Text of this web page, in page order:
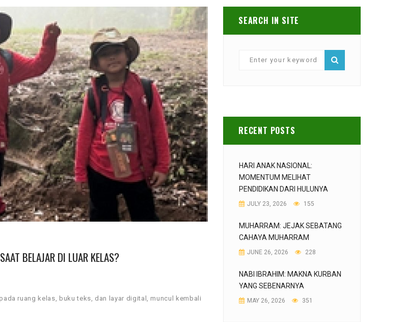
BELAJAR DI LUAR KELAS?
ruang kelas, buku teks, dan layar digital, muncul kembali
SEARCH IN SITE
RECENT POSTS
HARI ANAK NASIONAL:
MOMENTUM MELIHAT
PENDIDIKAN DARI HULUNYA
JULY 23, 2026 155
MUHARRAM: JEJAK SEBATANG
CAHAYA MUHARRAM
JUNE 26, 2026 228
NABI IBRAHIM: MAKNA KURBAN
YANG SEBENARNYA
MAY 26, 2026 351